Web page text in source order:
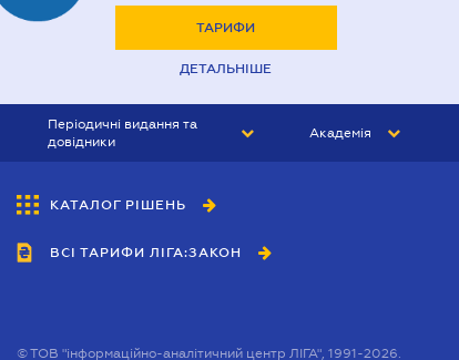
ТАРИФИ
ДЕТАЛЬНІШЕ
Періодичні видання та
довідники
БУХГАЛТЕР&ЗАКОН
ВІСНИК МСФЗ
Академія
КАТАЛОГ РІШЕНЬ
ВСІ ТАРИФИ ЛІГА:ЗАКОН
©ТОВ "інформаційно-аналітичний центр ЛІГА", 1991-2026.